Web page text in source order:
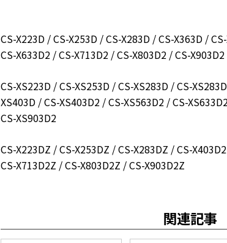
CS-X223D / CS-X253D / CS-X283D / CS-X363D /
CS-X633D2 / CS-X713D2 / CS-X803D2 / CS-X903D2
CS-XS223D / CS-XS253D / CS-XS283D / CS-
XS403D / CS-XS403D2 / CS-XS563D2 / CS-
CS-XS903D2
CS-X223DZ / CS-X253DZ / CS-X283DZ / CS-
CS-X713D2Z / CS-X803D2Z / CS-X903D2Z
関連記事